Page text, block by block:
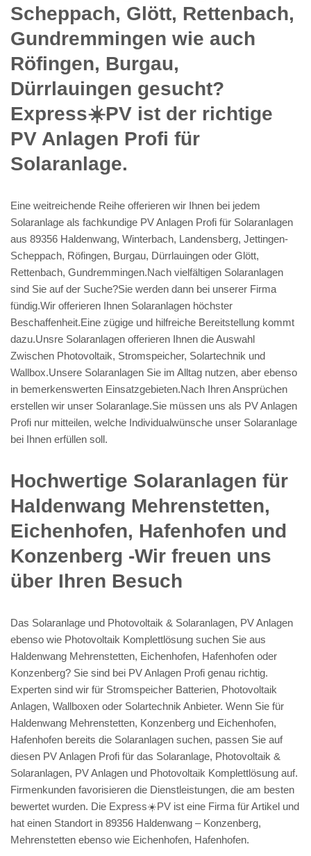
Scheppach, Glött, Rettenbach,
Gundremmingen wie auch
Röfingen, Burgau,
Dürrlauingen gesucht?
Express☀️PV️ ist der richtige
PV Anlagen Profi für
Solaranlage.
Eine weitreichende Reihe offerieren wir Ihnen bei jedem
Solaranlage als fachkundige PV Anlagen Profi für Solaranlagen
aus 89356 Haldenwang, Winterbach, Landensberg, Jettingen-
Scheppach, Röfingen, Burgau, Dürrlauingen oder Glött,
Rettenbach, Gundremmingen.Nach vielfältigen Solaranlagen
sind Sie auf der Suche?Sie werden dann bei unserer Firma
fündig.Wir offerieren Ihnen Solaranlagen höchster
Beschaffenheit.Eine zügige und hilfreiche Bereitstellung kommt
dazu.Unsre Solaranlagen offerieren Ihnen die Auswahl
Zwischen Photovoltaik, Stromspeicher, Solartechnik und
Wallbox.Unsere Solaranlagen Sie im Alltag nutzen, aber ebenso
in bemerkenswerten Einsatzgebieten.Nach Ihren Ansprüchen
erstellen wir unser Solaranlage.Sie müssen uns als PV Anlagen
Profi nur mitteilen, welche Individualwünsche unser Solaranlage
bei Ihnen erfüllen soll.
Hochwertige Solaranlagen für
Haldenwang Mehrenstetten,
Eichenhofen, Hafenhofen und
Konzenberg -Wir freuen uns
über Ihren Besuch
Das Solaranlage und Photovoltaik & Solaranlagen, PV Anlagen
ebenso wie Photovoltaik Komplettlösung suchen Sie aus
Haldenwang Mehrenstetten, Eichenhofen, Hafenhofen oder
Konzenberg? Sie sind bei PV Anlagen Profi genau richtig.
Experten sind wir für Stromspeicher Batterien, Photovoltaik
Anlagen, Wallboxen oder Solartechnik Anbieter. Wenn Sie für
Haldenwang Mehrenstetten, Konzenberg und Eichenhofen,
Hafenhofen bereits die Solaranlagen suchen, passen Sie auf
diesen PV Anlagen Profi für das Solaranlage, Photovoltaik &
Solaranlagen, PV Anlagen und Photovoltaik Komplettlösung auf.
Firmenkunden favorisieren die Dienstleistungen, die am besten
bewertet wurden. Die Express☀️PV️ ist eine Firma für Artikel und
hat einen Standort in 89356 Haldenwang – Konzenberg,
Mehrenstetten ebenso wie Eichenhofen, Hafenhofen.